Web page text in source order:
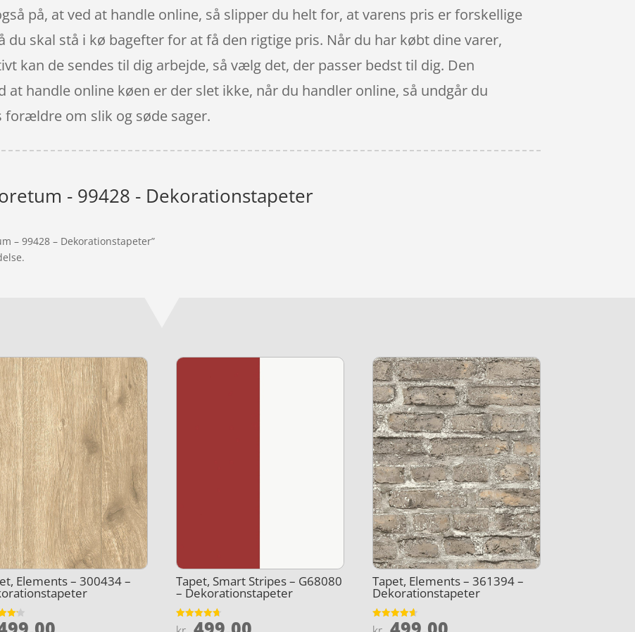
på, at ved at handle online, så slipper du helt for, at varens pris er forskellige
du skal stå i kø bagefter for at få den rigtige pris. Når du har købt dine varer,
kan de sendes til dig arbejde, så vælg det, der passer bedst til dig. Den
at handle online køen er der slet ikke, når du handler online, så undgår du
forældre om slik og søde sager.
- 99428 - Dekorationstapeter
– 99428 – Dekorationstapeter”
Elements – 300434 – Tapet, Smart Stripes – G68080
– Dekorationstapeter
Vurderet
Tapet, Elements – 361394 –
Dekorationstapeter
Vurderet